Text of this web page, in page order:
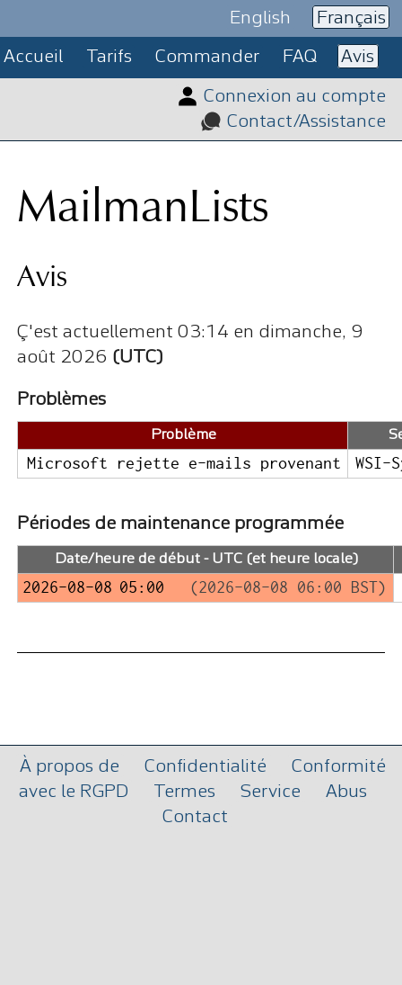
English Français
Accueil Tarifs Commander FAQ Avis
Connexion au compte
Contact/Assistance
MailmanLists
Avis
Ç'est actuellement 03:14 en dimanche, 9
août 2026 (UTC)
Problèmes
Problème
Microsoft rejette e-mails provenant WSI-
Périodes de maintenance programmée
Date/heure de début - UTC (et heure locale)
2026-08-08 05:00 (2026-08-08 06:00 BST)
À propos de Confidentialité
Conformité
avec le RGPD
Termes Service
Abus
Contact